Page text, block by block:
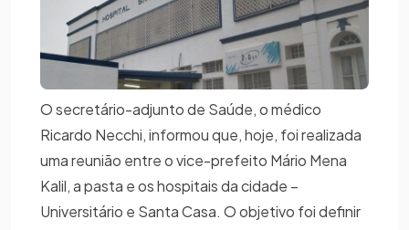
O secretário-adjunto de Saúde, o médico
Ricardo Necchi, informou que, hoje, foi realizada
uma reunião entre o vice-prefeito Mário Mena
Kalil, a pasta e os hospitais da cidade –
Universitário e Santa Casa. O objetivo foi definir